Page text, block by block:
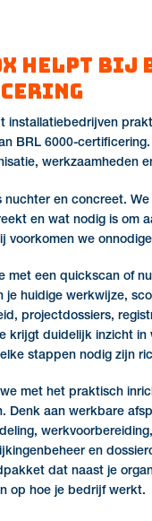
helpt bij
installatiebedrijven
BRL 6000-
werkzaamheden
nuchter en concreet.
en wat nodig is om
voorkomen we
met een quickscan of
je huidige werkwijze,
projectdossiers,
krijgt duidelijk inzicht in
stappen nodig zijn
met het praktisch
Denk aan werkbare
en
dat naast je
op hoe je bedrijf werkt.